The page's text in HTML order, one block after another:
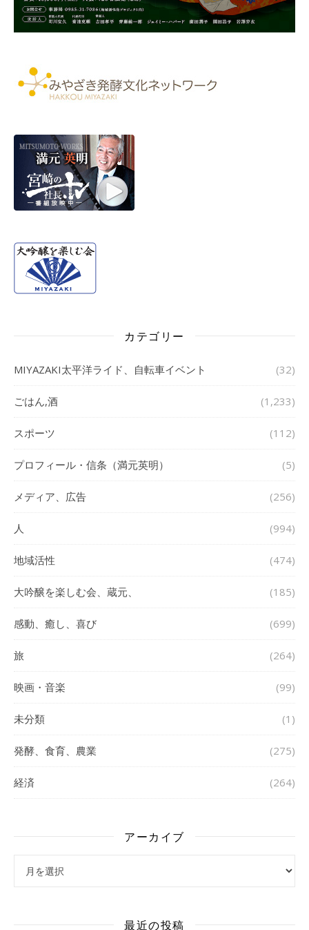
カテゴリー
MIYAZAKI太平洋ライド、自転車イベント (32)
ごはん,酒 (1,233)
スポーツ (112)
プロフィール・信条（満元英明） (5)
メディア、広告 (256)
人 (994)
地域活性 (474)
大吟醸を楽しむ会、蔵元、 (185)
感動、癒し、喜び (699)
旅 (264)
映画・音楽 (99)
未分類 (1)
発酵、食育、農業 (275)
経済 (264)
アーカイブ
最近の投稿